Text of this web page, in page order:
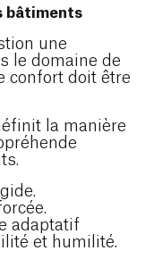
bâtiments
une
le domaine de
confort doit être
la manière
adaptatif
et humilité.